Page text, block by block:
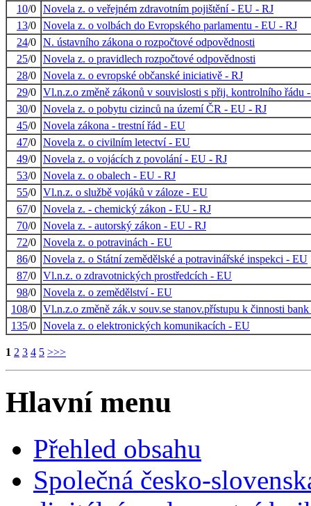
10/0 Novela z. o veřejném zdravotním pojištění - EU - RJ
13/0 Novela z. o volbách do Evropského parlamentu - EU - RJ
24/0 N. ústavního zákona o rozpočtové odpovědnosti
25/0 Novela z. o pravidlech rozpočtové odpovědnosti
28/0 Novela z. o evropské občanské iniciativě - RJ
29/0 Vl.n.z.o změně zákonů v souvislosti s přij. kontrolního řádu
30/0 Novela z. o pobytu cizinců na území ČR - EU - RJ
45/0 Novela zákona - trestní řád - EU
47/0 Novela z. o civilním letectví - EU
49/0 Novela z. o vojácích z povolání - EU - RJ
53/0 Novela z. o obalech - EU - RJ
55/0 Vl.n.z. o službě vojáků v záloze - EU
67/0 Novela z. - chemický zákon - EU - RJ
70/0 Novela z. - autorský zákon - EU - RJ
72/0 Novela z. o potravinách - EU
86/0 Novela z. o Státní zemědělské a potravinářské inspekci - EU
87/0 Vl.n.z. o zdravotnických prostředcích - EU
98/0 Novela z. o zemědělství - EU
108/0 Vl.n.z.o změně zák.v souv.se stanov.přístupu k činnosti
135/0 Novela z. o elektronických komunikacích - EU
1 2 3 4 5 >>>
Hlavní menu
Přehled obsahu
Společná česko-